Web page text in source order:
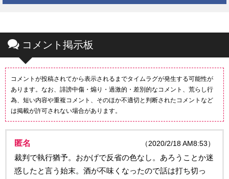
コメント掲示板
コメントが投稿されてから表示されるまでタイムラグが発生する可能性が
あります。なお、誹謗中傷・煽り・過激的・差別的なコメント、荒らし行
為、短い内容や重複コメント、そのほか不適切と判断されたコメントなど
は掲載が許可されない場合があります。
匿名 （2020/2/18 AM8:53）
裁判で執行猶予。おかげで反省の色なし。あろうことか迷
惑したと言う始末。酒が不味くなったので話は打ち切っ